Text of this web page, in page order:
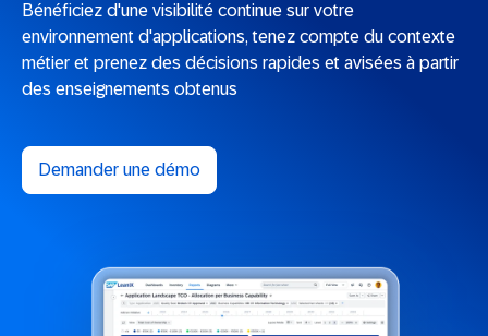
Bénéficiez d'une visibilité continue sur votre
environnement d'applications, tenez compte du contexte
métier et prenez des décisions rapides et avisées à partir
des enseignements obtenus
Demander une démo